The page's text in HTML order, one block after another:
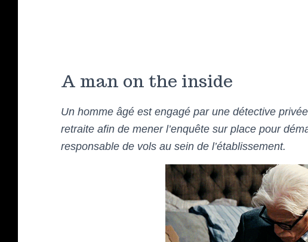
A man on the inside
Un homme âgé est engagé par une détective
retraite afin de mener l’enquête sur place pour
responsable de vols au sein de l’établissement.